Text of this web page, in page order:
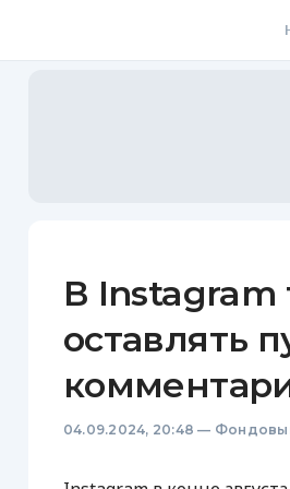
В
оставлять
04.09.2024, 20:48 —